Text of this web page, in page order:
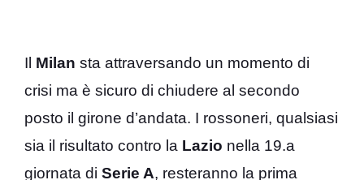
Il Milan sta attraversando un momento di
crisi ma è sicuro di chiudere al secondo
posto il girone d’andata. I rossoneri, qualsiasi
sia il risultato contro la Lazio nella 19.a
giornata di Serie A, resteranno la prima